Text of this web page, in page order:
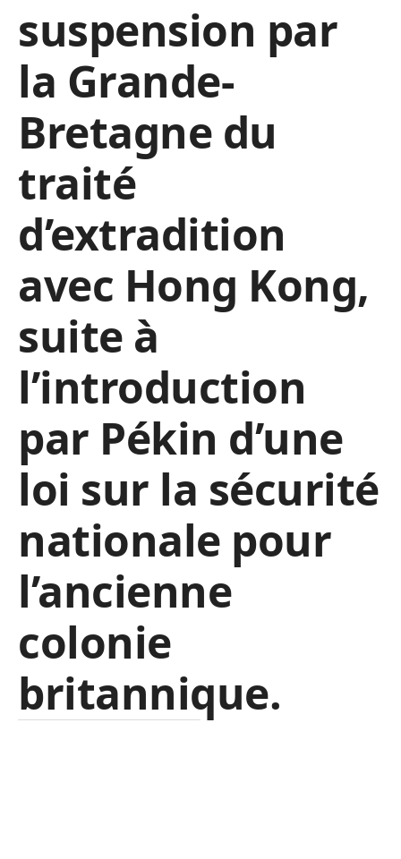
suspension par
la Grande-
Bretagne du
traité
d’extradition
avec Hong Kong,
suite à
l’introduction
par Pékin d’une
loi sur la sécurité
nationale pour
l’ancienne
colonie
britannique.